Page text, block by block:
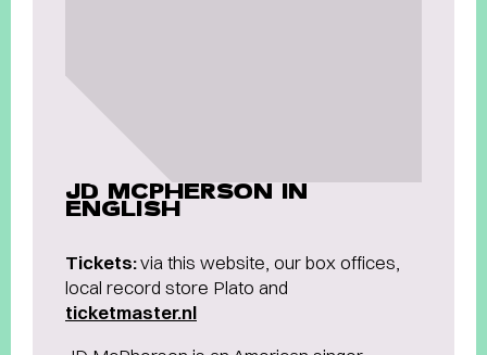
JD MCPHERSON IN
ENGLISH
Tickets:via this website, our box offices,
local record store Plato and
ticketmaster.nl